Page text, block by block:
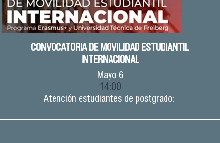
CONVOCATORIA DE MOVILIDAD ESTUDIANTIL
INTERNACIONAL
Mayo6
14:00
Atención estudiantes de postgrado: